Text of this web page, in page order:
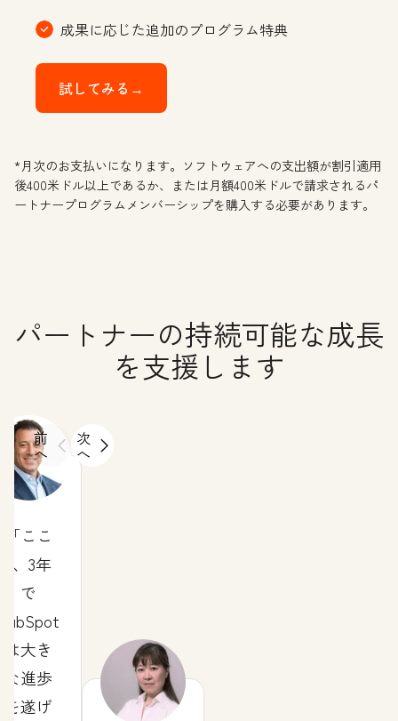
成果に応じた追加のプログラム特典
試してみる→
*月次のお支払いになります。ソフトウェアへの支出額が割引適用
後400米ドル以上であるか、または月額400米ドルで請求されるパ
ートナープログラムメンバーシップを購入する必要があります。
パートナーの持続可能な成長
を支援します
前
へ
次
へ
ここ
2、3年
で
は大き
な進歩
を遂げ